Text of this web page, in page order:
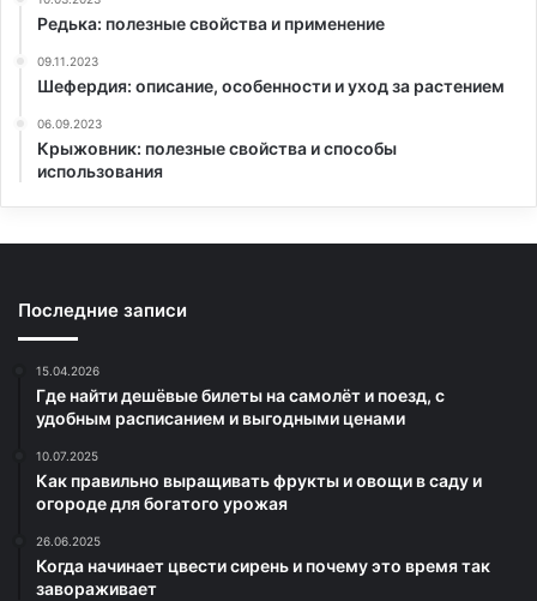
Редька: полезные свойства и применение
09.11.2023
Шефердия: описание, особенности и уход за растением
06.09.2023
Крыжовник: полезные свойства и способы
использования
Последние записи
15.04.2026
Где найти дешёвые билеты на самолёт и поезд, с
удобным расписанием и выгодными ценами
10.07.2025
Как правильно выращивать фрукты и овощи в саду и
огороде для богатого урожая
26.06.2025
Когда начинает цвести сирень и почему это время так
завораживает